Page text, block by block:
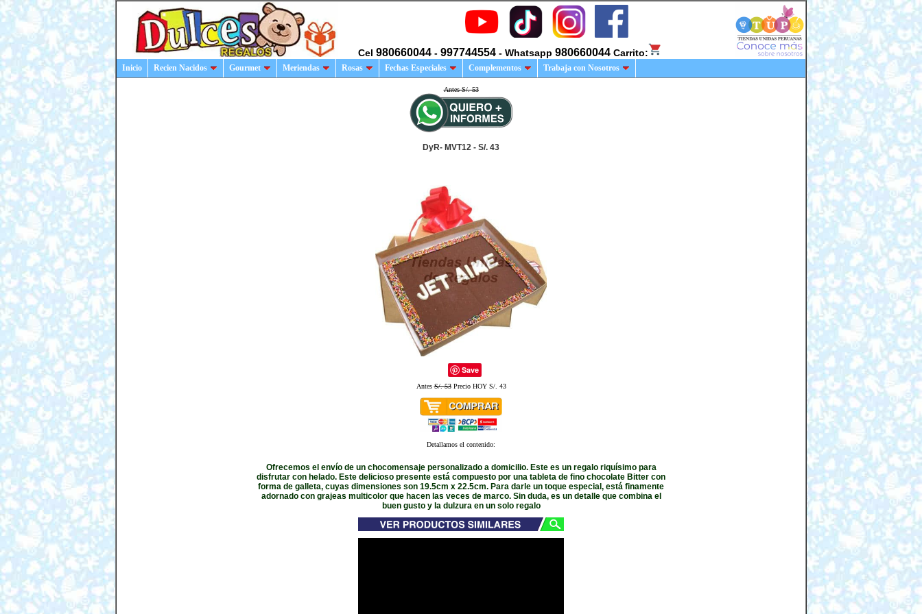
Cel 980660044 - 997744554 - Whatsapp 980660044 Carrito:
Inicio Recien Nacidos Gourmet Meriendas Rosas Fechas Especiales Complementos Trabaja con Nosotros
Antes S/. 53
DyR- MVT12 - S/. 43
Save
AntesS/. 53Precio HOY S/. 43
Detallamos el contenido:
Ofrecemos el envío de un chocomensaje personalizado a domicilio. Este es un regalo riquísimo para
disfrutar con helado. Este delicioso presente está compuesto por una tableta de fino chocolate Bitter con
forma de galleta, cuyas dimensiones son 19.5cm x 22.5cm. Para darle un toque especial, está finamente
adornado con grajeas multicolor que hacen las veces de marco. Sin duda, es un detalle que combina el
buen gusto y la dulzura en un solo regalo